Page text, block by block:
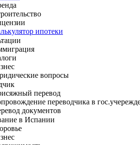
ипотеки
вопросы
перевод
переводчика в
документов
в Испании